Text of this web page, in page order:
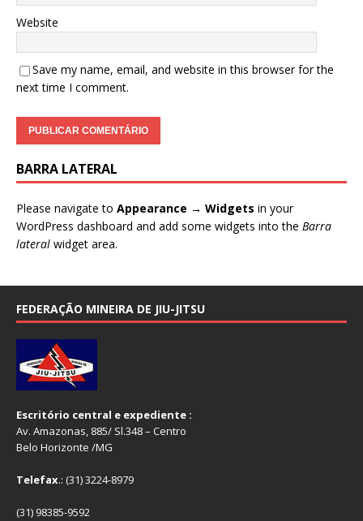
Website
Save my name, email, and website in this browser for the
next time I comment.
BARRA LATERAL
Please navigate to Appearance → Widgets in your
WordPress dashboard and add some widgets into the Barra
lateral widget area.
FEDERAÇÃO MINEIRA DE JIU-JITSU
Escritório central e expediente :
Av. Amazonas, 885/ Sl.348 – Centro
Belo Horizonte /MG
Telefax.: (31) 3224-8979
(31) 98385-9592